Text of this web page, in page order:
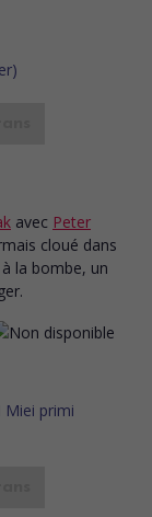
avec Peter
cloué dans
la bombe, un